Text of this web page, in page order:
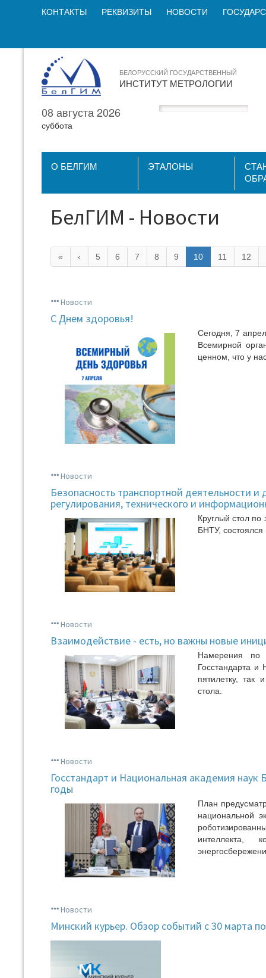
КОНТАКТЫ РЕКВИЗИТЫ НОВОСТИ
БЕЛОРУССКИЙ ГОСУДАРСТВЕННЫЙ
ИНСТИТУТ МЕТРОЛОГИИ
08 августа 2026
суббота
О БЕЛГИМ ЭТАЛОНЫ
БелГИМ - Новости
« ‹ 5 6 7 8 9 10 11 12
Новости
С Днем здоровья!
Сегодня, 7
Всемирной
ценном, что у
Новости
Безопасность транспортной деятельности
регулирования, технического и
Круглый стол
БНТУ, состоялся
Новости
Взаимодействие - есть, но важны новые
Намерения по
Госстандарта и
пятилетку, так
стола.
Новости
Госстандарт и Национальная академия наук
годы
План
национальной
интеллекта,
Новости
Минский курьер. Обзор событий с 30 марта